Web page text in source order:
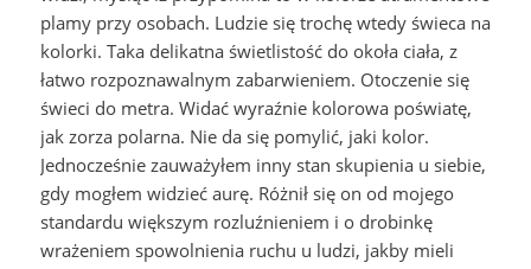
plamy przy osobach. Ludzie się trochę wtedy świeca na
kolorki. Taka delikatna świetlistość do okoła ciała, z
łatwo rozpoznawalnym zabarwieniem. Otoczenie się
świeci do metra. Widać wyraźnie kolorowa poświatę,
jak zorza polarna. Nie da się pomylić, jaki kolor.
Jednocześnie zauważyłem inny stan skupienia u siebie,
gdy mogłem widzieć aurę. Różnił się on od mojego
standardu większym rozluźnieniem i o drobinkę
wrażeniem spowolnienia ruchu u ludzi, jakby mieli